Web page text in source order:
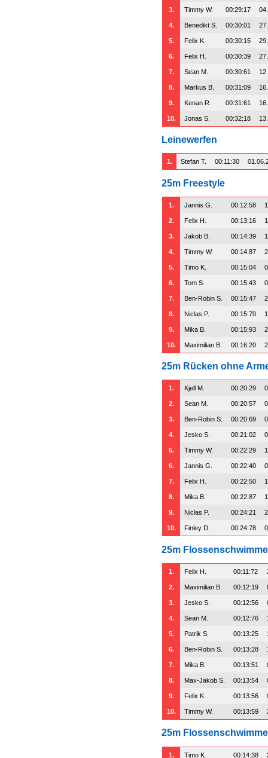
3. Timmy W. 00:29:17
4. Benedikt S. 00:30:01
5. Felix K. 00:30:15
6. Felix H. 00:30:39
7. Sean M. 00:30:61
8. Markus B. 00:31:09
9. Kenan R. 00:31:61
10. Jonas S. 00:32:18
Leinewerfen
1. Stefan T. 00:11:30
25m Freestyle
1. Jannis G. 00:12:58
2. Felix H. 00:13:16
3. Jakob B. 00:14:39
4. Timmy W. 00:14:87
5. Timo K. 00:15:04
6. Tom S. 00:15:43
7. Ben-Robin S. 00:15:47
8. Niclas P. 00:15:70
9. Mika B. 00:15:93
10. Maximilian B. 00:16:20
25m Rücken ohne
1. Kjell M. 00:20:29
2. Sean M. 00:20:57
3. Ben-Robin S. 00:20:69
4. Jesko S. 00:21:02
5. Timmy W. 00:22:29
6. Jannis G. 00:22:40
7. Felix H. 00:22:50
8. Mika B. 00:22:87
9. Niclas P. 00:24:21
10. Finley D. 00:24:78
25m
1. Felix H. 00:11:72
2. Maximilian B. 00:12:19
3. Jesko S. 00:12:56
4. Sean M. 00:12:76
5. Patrik S. 00:13:25
6. Ben-Robin S. 00:13:28
7. Mika B. 00:13:51
8. Max-Jakob S. 00:13:54
9. Felix K. 00:13:56
10. Timmy W. 00:13:59
25m
1. Timo K. 00:14:38